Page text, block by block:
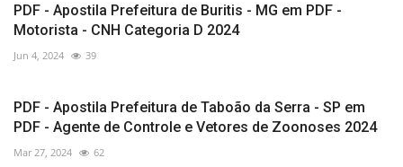
PDF - Apostila Prefeitura de Buritis - MG em PDF -
Motorista - CNH Categoria D 2024
Jun 4, 2024 39
PDF - Apostila Prefeitura de Taboão da Serra - SP em
PDF - Agente de Controle e Vetores de Zoonoses 2024
Mar 27, 2024 62